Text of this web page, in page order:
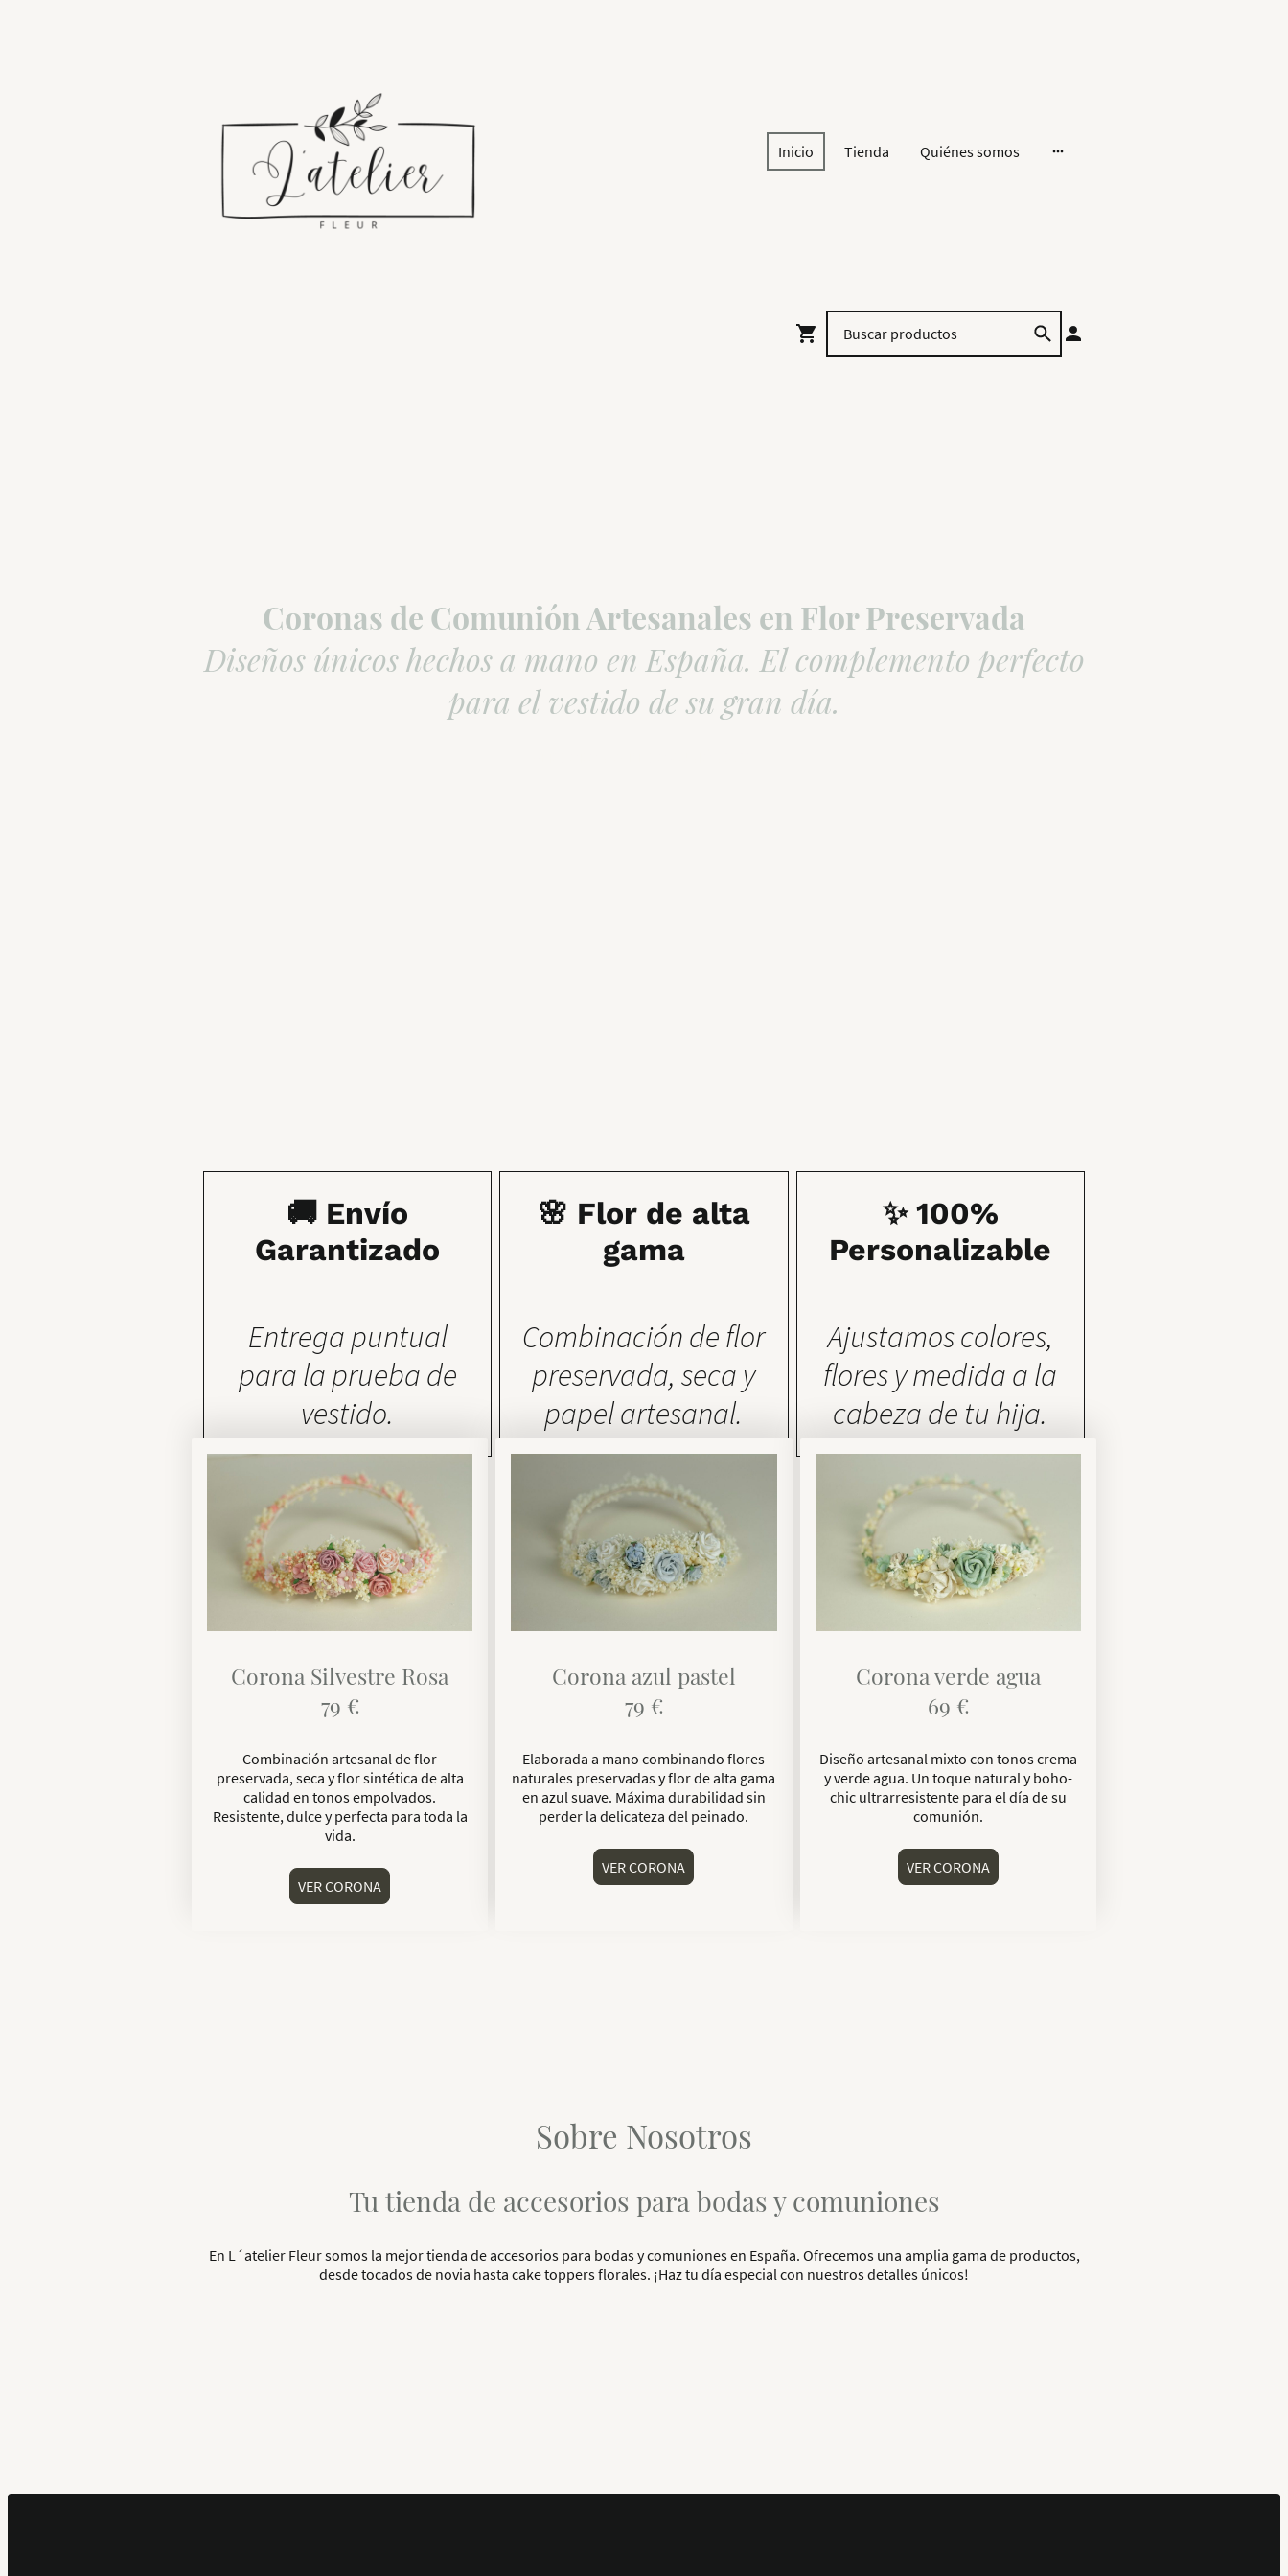
Inicio Tienda Quiénes somos
Coronas de Comunión Artesanales en Flor Preservada
Diseños únicos hechos a mano en España. El complemento perfecto
para el vestido de su gran día.
🚚 Envío
Garantizado
Entrega puntual
para la prueba de
vestido.
🌸 Flor de alta
gama
Combinación de flor
preservada, seca y
papel artesanal.
✨ 100%
Personalizable
Ajustamos colores,
flores y medida a la
cabeza de tu hija.
Más información
Corona Silvestre Rosa
79 €
Combinación artesanal de flor
preservada, seca y flor sintética de alta
calidad en tonos empolvados.
Resistente, dulce y perfecta para toda la
vida.
VER CORONA
Corona azul pastel
79 €
Elaborada a mano combinando flores
naturales preservadas y flor de alta gama
en azul suave. Máxima durabilidad sin
perder la delicateza del peinado.
VER CORONA
Corona verde agua
69 €
Diseño artesanal mixto con tonos crema
y verde agua. Un toque natural y boho-
chic ultrarresistente para el día de su
comunión.
VER CORONA
Sobre Nosotros
Tu tienda de accesorios para bodas y comuniones
En L´atelier Fleur somos la mejor tienda de accesorios para bodas y comuniones en España. Ofrecemos una amplia gama de productos,
desde tocados de novia hasta cake toppers florales. ¡Haz tu día especial con nuestros detalles únicos!